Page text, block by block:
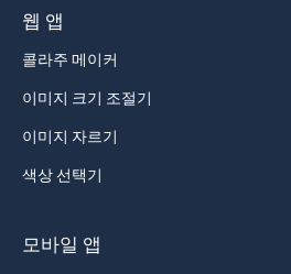
웹 앱
콜라주 메이커
이미지 크기 조절기
이미지 자르기
색상 선택기
모바일 앱